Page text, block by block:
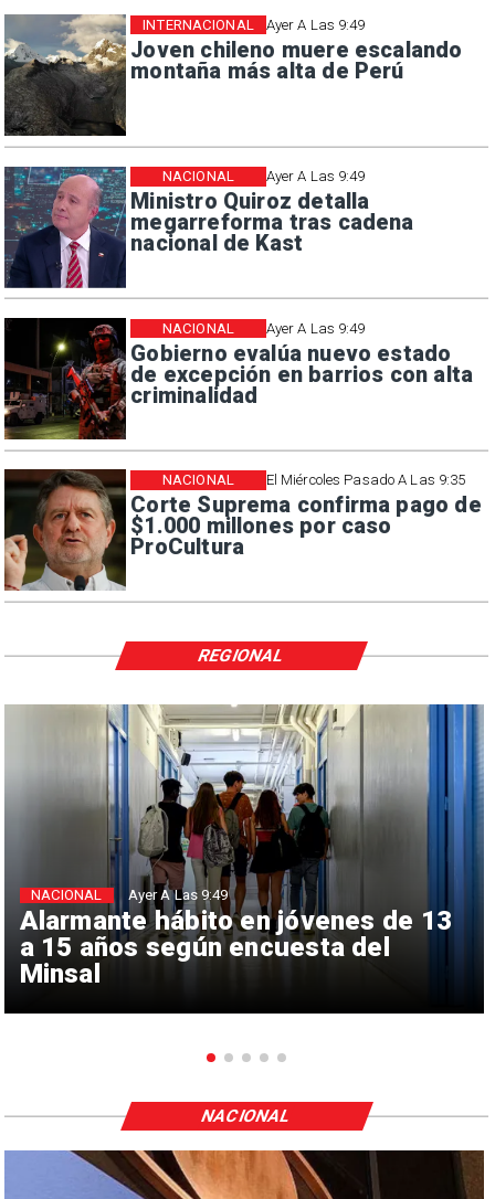
Ayer A Las 9:49
Joven chileno muere escalando
montaña más alta de Perú
INTERNACIONAL
Ayer A Las 9:49
Ministro Quiroz detalla
megarreforma tras cadena
nacional de Kast
NACIONAL
Ayer A Las 9:49
Gobierno evalúa nuevo estado
de excepción en barrios con alta
criminalidad
NACIONAL
El Miércoles Pasado A Las 9:35
Corte Suprema confirma pago de
$1.000 millones por caso
ProCultura
NACIONAL
Alarmante hábito en jóvenes de 13
a 15 años según encuesta del
Minsal
NACIONAL Ayer A Las 9:49
REGIONAL
NACIONAL